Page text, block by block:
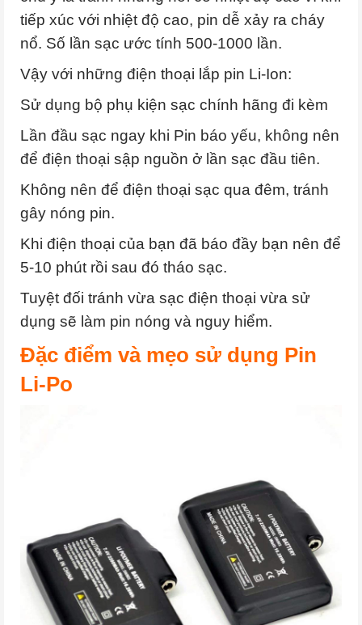
tiếp xúc với nhiệt độ cao, pin dễ xảy ra cháy
nổ. Số lần sạc ước tính 500-1000 lần.
Vậy với những điện thoại lắp pin Li-Ion:
Sử dụng bộ phụ kiện sạc chính hãng đi kèm
Lần đầu sạc ngay khi Pin báo yếu, không nên
để điện thoại sập nguồn ở lần sạc đầu tiên.
Không nên để điện thoại sạc qua đêm, tránh
gây nóng pin.
Khi điện thoại của bạn đã báo đầy bạn nên để
5-10 phút rồi sau đó tháo sạc.
Tuyệt đối tránh vừa sạc điện thoại vừa sử
dụng sẽ làm pin nóng và nguy hiểm.
Đặc điểm và mẹo sử dụng Pin
Li-Po